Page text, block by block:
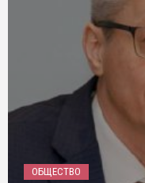
ОБЩЕСТВО